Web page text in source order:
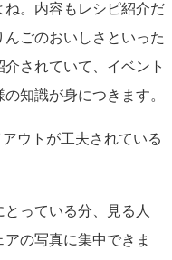
。内容もレシピ紹介だ
ごのおいしさといった
されていて、イベント
知識が身につきます。
ウトが工夫されている
っている分、見る人
の写真に集中できま